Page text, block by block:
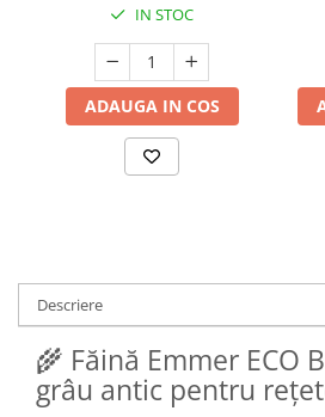
IN STOC
ADAUGA IN COS
Descriere
🌾 Făină Emmer ECO
grâu antic pentru